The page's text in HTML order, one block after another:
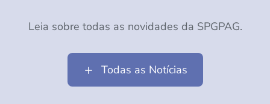
Leia sobre todas as novidades da SPGPAG.
Todas as Notícias